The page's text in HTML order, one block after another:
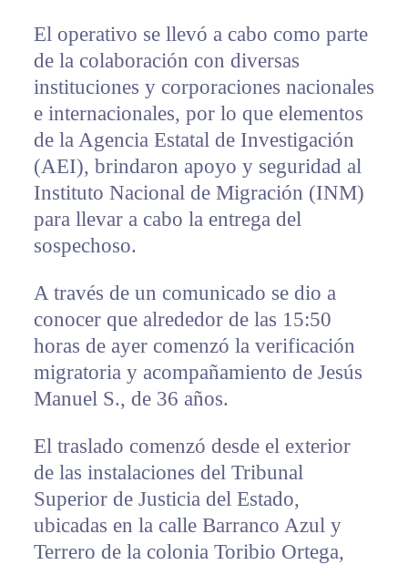
El operativo se llevó a cabo como parte
de la colaboración con diversas
instituciones y corporaciones nacionales
e internacionales, por lo que elementos
de la Agencia Estatal de Investigación
(AEI), brindaron apoyo y seguridad al
Instituto Nacional de Migración (INM)
para llevar a cabo la entrega del
sospechoso.
A través de un comunicado se dio a
conocer que alrededor de las 15:50
horas de ayer comenzó la verificación
migratoria y acompañamiento de Jesús
Manuel S., de 36 años.
El traslado comenzó desde el exterior
de las instalaciones del Tribunal
Superior de Justicia del Estado,
ubicadas en la calle Barranco Azul y
Terrero de la colonia Toribio Ortega,